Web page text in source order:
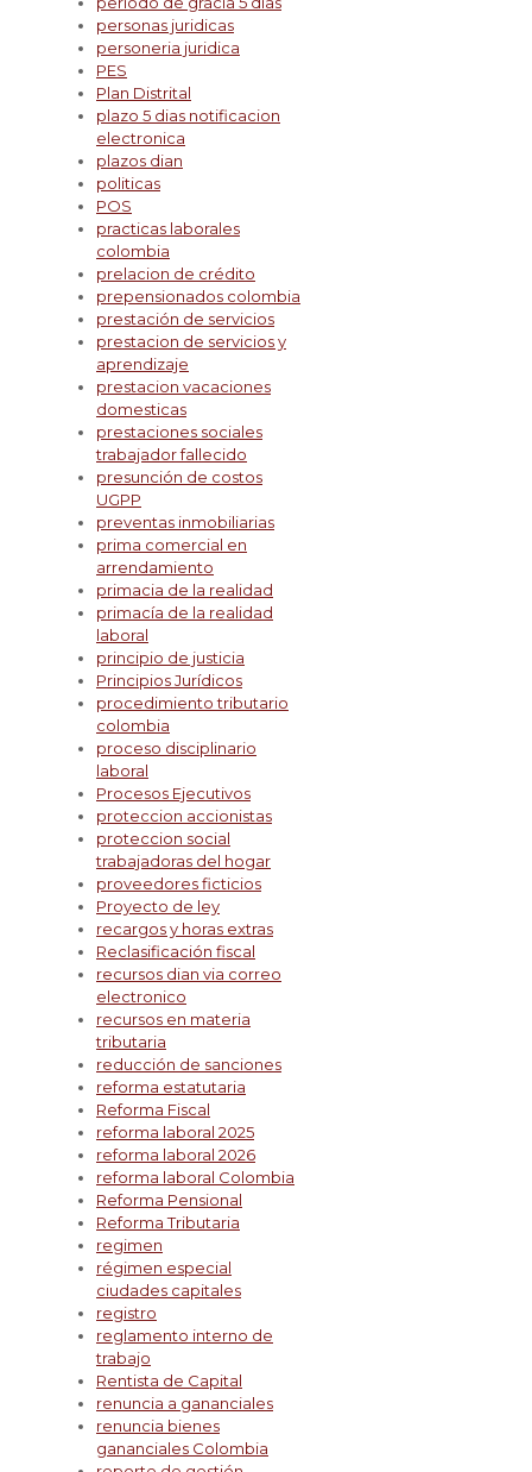
personas juridicas
personeria juridica
PES
Plan Distrital
plazo 5 dias notificacion
electronica
plazos dian
politicas
POS
practicas laborales
colombia
prelacion de crédito
prepensionados colombia
prestación de servicios
prestacion de servicios y
aprendizaje
prestacion vacaciones
domesticas
prestaciones sociales
trabajador fallecido
presunción de costos
UGPP
preventas inmobiliarias
prima comercial en
arrendamiento
primacia de la realidad
primacía de la realidad
laboral
principio de justicia
Principios Jurídicos
procedimiento tributario
colombia
proceso disciplinario
laboral
Procesos Ejecutivos
proteccion accionistas
proteccion social
trabajadoras del hogar
proveedores ficticios
Proyecto de ley
recargos y horas extras
Reclasificación fiscal
recursos dian via correo
electronico
recursos en materia
tributaria
reducción de sanciones
reforma estatutaria
Reforma Fiscal
reforma laboral 2025
reforma laboral 2026
reforma laboral Colombia
Reforma Pensional
Reforma Tributaria
regimen
régimen especial
ciudades capitales
registro
reglamento interno de
trabajo
Rentista de Capital
renuncia a gananciales
renuncia bienes
gananciales Colombia